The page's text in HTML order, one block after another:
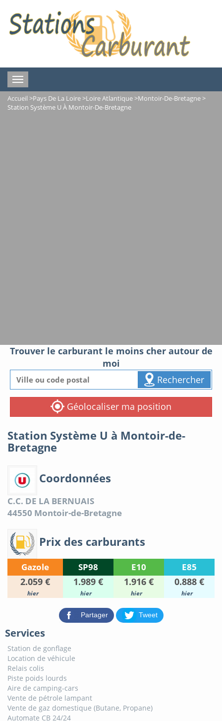
Toggle
navigation
Accueil >Pays De La Loire>Loire Atlantique>Montoir-De-Bretagne>
Station Système U À Montoir-De-Bretagne
Trouver le carburant le moins cher autour de
moi
Rechercher
Géolocaliser ma position
Station Système U à Montoir-de-
Bretagne
Coordonnées
C.C. DE LA BERNUAIS
44550 Montoir-de-Bretagne
Prix des carburants
Gazole SP98 E10 E85
2.059 € 1.989 € 1.916 € 0.888 €
hier hier hier hier
Partager Tweet
Services
Station de gonflage
Location de véhicule
Relais colis
Piste poids lourds
Aire de camping-cars
Vente de pétrole lampant
Vente de gaz domestique (Butane, Propane)
Automate CB 24/24